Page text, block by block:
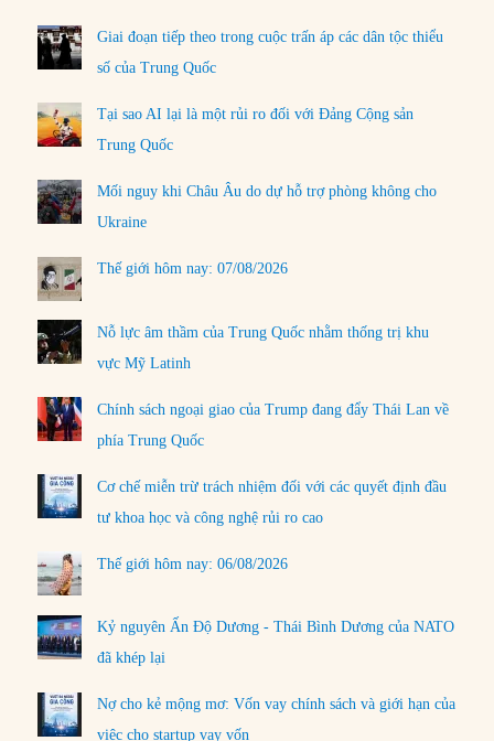
Giai đoạn tiếp theo trong cuộc trấn áp các dân tộc thiểu
số của Trung Quốc
Tại sao AI lại là một rủi ro đối với Đảng Cộng sản
Trung Quốc
Mối nguy khi Châu Âu do dự hỗ trợ phòng không cho
Ukraine
Thế giới hôm nay: 07/08/2026
Nỗ lực âm thầm của Trung Quốc nhằm thống trị khu
vực Mỹ Latinh
Chính sách ngoại giao của Trump đang đẩy Thái Lan về
phía Trung Quốc
Cơ chế miễn trừ trách nhiệm đối với các quyết định đầu
tư khoa học và công nghệ rủi ro cao
Thế giới hôm nay: 06/08/2026
Kỷ nguyên Ấn Độ Dương - Thái Bình Dương của NATO
đã khép lại
Nợ cho kẻ mộng mơ: Vốn vay chính sách và giới hạn của
việc cho startup vay vốn